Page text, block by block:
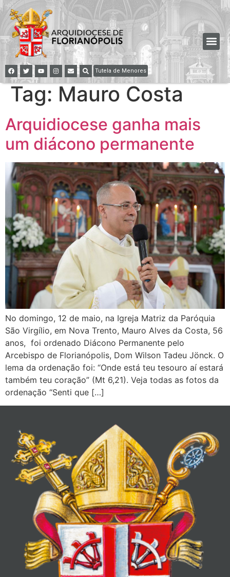
Tutela de Menores
Tag: Mauro Costa
Arquidiocese ganha mais
um diácono permanente
No domingo, 12 de maio, na Igreja Matriz da Paróquia
São Virgílio, em Nova Trento, Mauro Alves da Costa, 56
anos, foi ordenado Diácono Permanente pelo
Arcebispo de Florianópolis, Dom Wilson Tadeu Jönck. O
lema da ordenação foi: “Onde está teu tesouro aí estará
também teu coração” (Mt 6,21). Veja todas as fotos da
ordenação “Senti que […]